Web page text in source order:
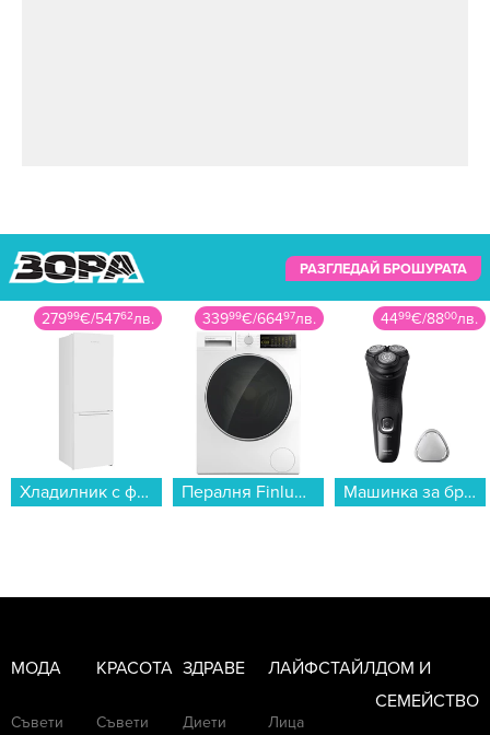
РАЗГЛЕДАЙ БРОШУРАТА
27999€/54762лв.
Хладилник с фризер Crown CBN-265W , 253 l, E , No Frost , Бял...
33999€/66497лв.
Пералня Finlux FXA10 12T , 10.00 kg, 1200 об./мин., A , Бял...
4499€/8800лв.
Машинка за бръснене Philips X3051/00...
МОДА
Съвети
КРАСОТА
Съвети
ЗДРАВЕ
Диети
ЛАЙФСТАЙЛ
Лица
ДОМ И
СЕМЕЙСТВО